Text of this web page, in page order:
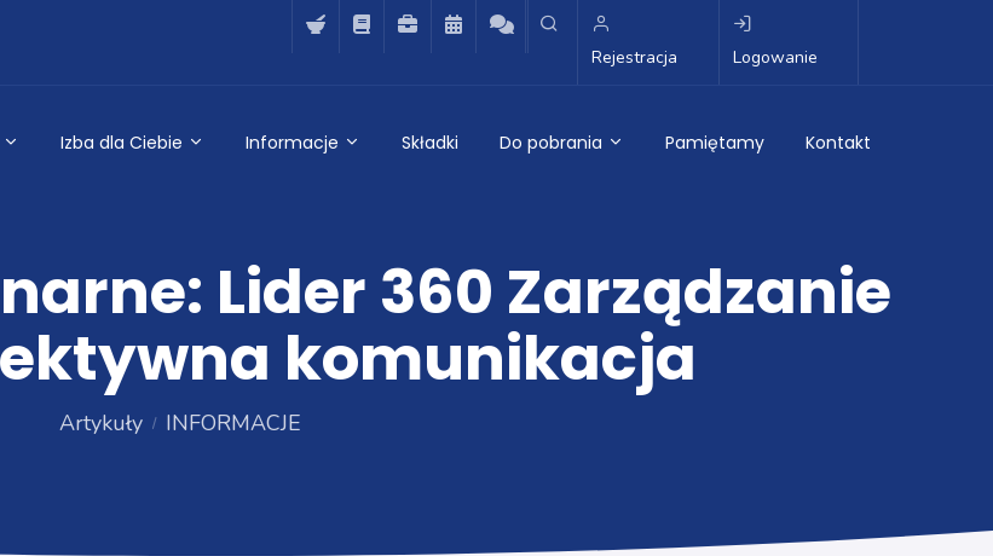
Rejestracja Logowanie
Izba dla Ciebie Informacje Składki Do pobrania Pamiętamy Kontakt
Lider 360 Zarządzanie
komunikacja
Artykuły INFORMACJE